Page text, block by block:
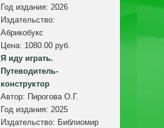
Год издания: 2026
Издательство:
Абрикобукс
Цена: 1080.00 руб.
Я иду играть.
Путеводитель-
конструктор
Автор: Пирогова О.Г.
Год издания: 2025
Издательство: Библиомир